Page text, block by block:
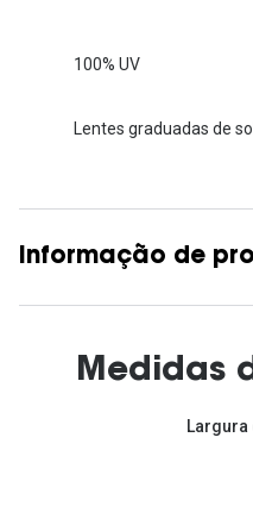
100% UV
Lentes graduadas de
Informação de
Medidas
Largura